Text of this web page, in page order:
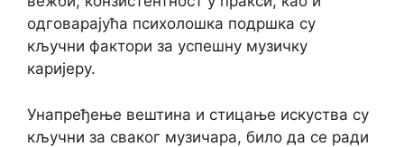
одговарајућа психолошка подршка су
кључни фактори за успешну музичку
каријеру.
Унапређење вештина и стицање искуства су
кључни за сваког музичара, било да се ради